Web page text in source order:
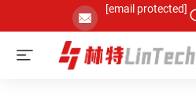
[email protected]